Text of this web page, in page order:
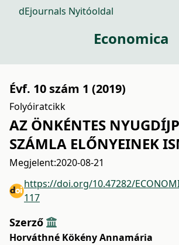
dEjournals Nyitóoldal
Economica
Évf. 10 szám 1 (2019)
Folyóiratcikk
AZ ÖNKÉNTES
SZÁMLA ELŐNYEINEK
Megjelent:2020-08-21
https://doi.org/10.47282/
117
Szerző
Horváthné Kökény Annamária